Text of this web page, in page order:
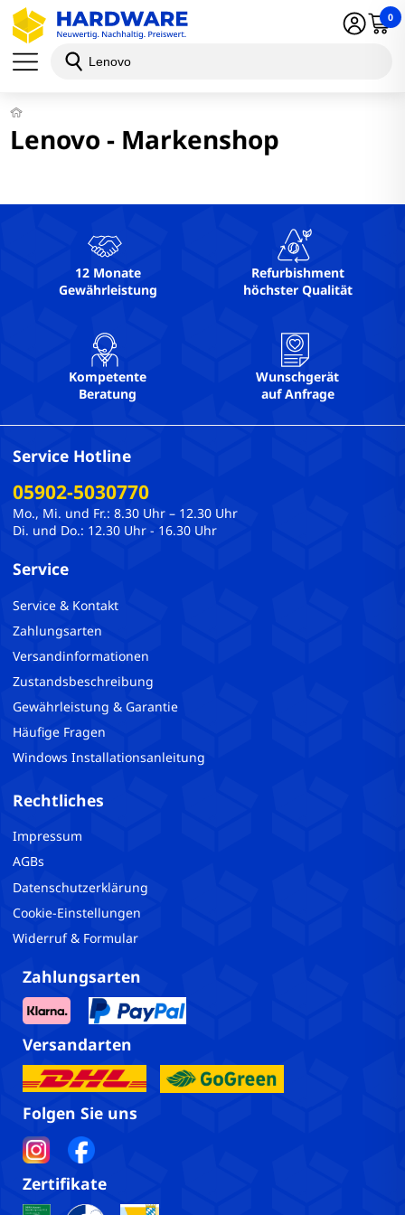
0
Lenovo - Markenshop
12 Monate
Gewährleistung
Refurbishment
höchster Qualität
Kompetente
Beratung
Wunschgerät
auf Anfrage
Service Hotline
05902-5030770
Mo., Mi. und Fr.: 8.30 Uhr – 12.30 Uhr
Di. und Do.: 12.30 Uhr - 16.30 Uhr
Service
Service & Kontakt
Zahlungsarten
Versandinformationen
Zustandsbeschreibung
Gewährleistung & Garantie
Häufige Fragen
Windows Installationsanleitung
Rechtliches
Impressum
AGBs
Datenschutzerklärung
Cookie-Einstellungen
Widerruf & Formular
Zahlungsarten
Versandarten
Folgen Sie uns
Zertifikate